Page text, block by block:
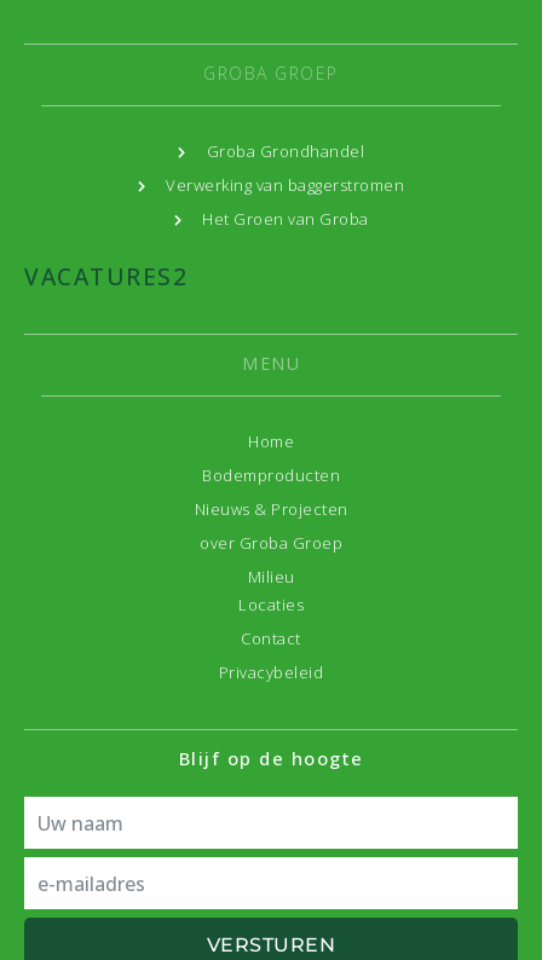
GROBA GROEP
Groba Grondhandel
Verwerking van baggerstromen
Het Groen van Groba
VACATURES2
MENU
Home
Bodemproducten
Nieuws & Projecten
over Groba Groep
Milieu
Locaties
Contact
Privacybeleid
Blijf op de hoogte
VERSTUREN